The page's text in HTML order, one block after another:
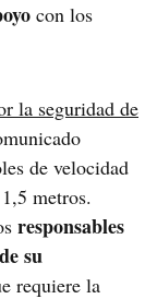
con los
la seguridad de
de velocidad
metros.
responsables
su
requiere la